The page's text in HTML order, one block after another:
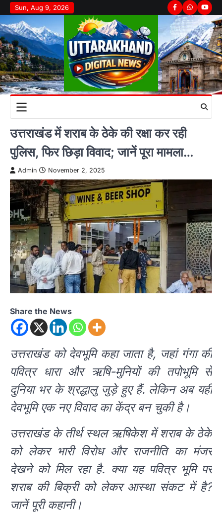
Skip
to
content
Sun, Aug 9, 2026 Facebook
Whatsapp
उत्तराखंड में शराब के ठेके की रक्षा कर रही
पुलिस, फिर छिड़ा विवाद; जानें पूरा मामला…
Admin November 2, 2025
Share the News
उत्तराखंड को देवभूमि कहा जाता है, जहां गंगा की
पवित्र धारा और ऋषि-मुनियों की तपोभूमि से
दुनिया भर के श्रद्धालु जुड़े हुए हैं. लेकिन अब यही
देवभूमि एक नए विवाद का केंद्र बन चुकी है।
उत्तराखंड के तीर्थ स्थल ऋषिकेश में शराब के ठेके
को लेकर भारी विरोध और राजनीति का मंजर
देखने को मिल रहा है. क्या यह पवित्र भूमि पर
शराब की बिक्री को लेकर आस्था संकट में है?
जानें पूरी कहानी।